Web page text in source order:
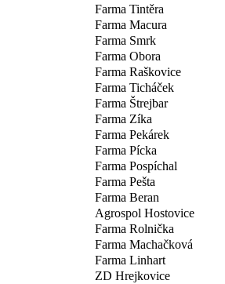
Farma Tintěra
Farma Macura
Farma Smrk
Farma Obora
Farma Raškovice
Farma Ticháček
Farma Štrejbar
Farma Zíka
Farma Pekárek
Farma Pícka
Farma Pospíchal
Farma Pešta
Farma Beran
Agrospol Hostovice
Farma Rolnička
Farma Machačková
Farma Linhart
ZD Hrejkovice